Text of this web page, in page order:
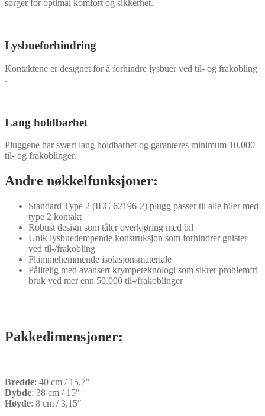
sørger for optimal komfort og sikkerhet.
Lysbueforhindring
Kontaktene er designet for å forhindre lysbuer ved til- og frakobling
.
Lang holdbarhet
Pluggene har svært lang holdbarhet og garanteres minimum 10.000
til- og frakoblinger.
Andre nøkkelfunksjoner:
Standard Type 2 (IEC 62196-2) plugg passer til alle biler med
type 2 kontakt
Robust design som tåler overkjøring med bil
Unik lysbuedempende konstruksjon som forhindrer gnister
ved til-/frakobling
Flammehemmende isolasjonsmateriale
Pålitelig med avansert krympeteknologi som sikrer problemfri
bruk ved mer enn 50.000 til-/frakoblinger
Pakkedimensjoner:
Bredde: 40 cm / 15,7″
Dybde: 38 cm / 15″
Høyde: 8 cm / 3,15″